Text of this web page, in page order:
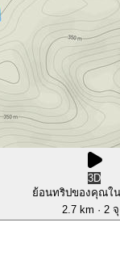
3D
ย้อนทริปของคุณใ
2.7 km · 2